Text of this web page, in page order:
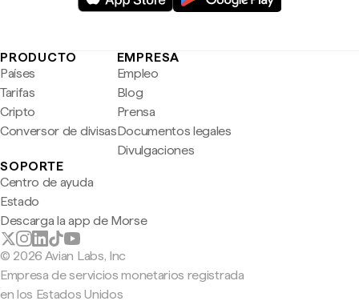
PRODUCTO
Países
Tarifas
Cripto
Conversor de divisas
EMPRESA
Empleo
Blog
Prensa
Documentos legales
Divulgaciones
SOPORTE
Centro de ayuda
Estado
Descarga la app de Morse
© 2026 Avian Labs, Inc
Empresa de servicios monetarios registrada
en los Estados Unidos